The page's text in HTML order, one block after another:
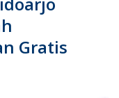
Gratis